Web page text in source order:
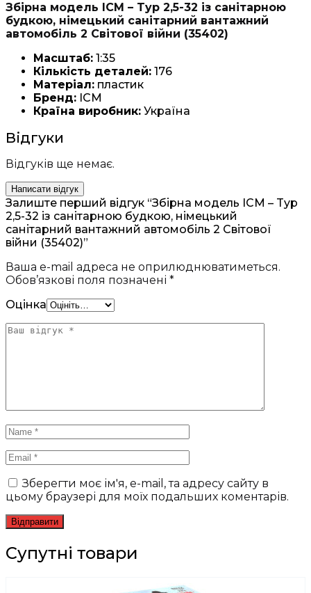
Збірна модель ICM – Typ 2,5-32 із санітарною
будкою, німецький санітарний вантажний
автомобіль 2 Світової війни (35402)
Масштаб: 1:35
Кількість деталей: 176
Матеріал: пластик
Бренд: ICM
Країна виробник: Україна
Відгуки
Відгуків ще немає.
Написати відгук
Залиште перший відгук “Збірна модель ICM – Typ
2,5-32 із санітарною будкою, німецький
санітарний вантажний автомобіль 2 Світової
війни (35402)”
Ваша e-mail адреса не оприлюднюватиметься.
Обов’язкові поля позначені *
Оцінка
Зберегти моє ім'я, e-mail, та адресу сайту в
цьому браузері для моїх подальших коментарів.
Супутні товари